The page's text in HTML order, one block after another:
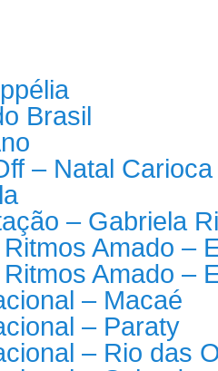
Brasil
– Natal Carioca
– Gabriela
Amado –
Amado –
– Macaé
– Paraty
– Rio das